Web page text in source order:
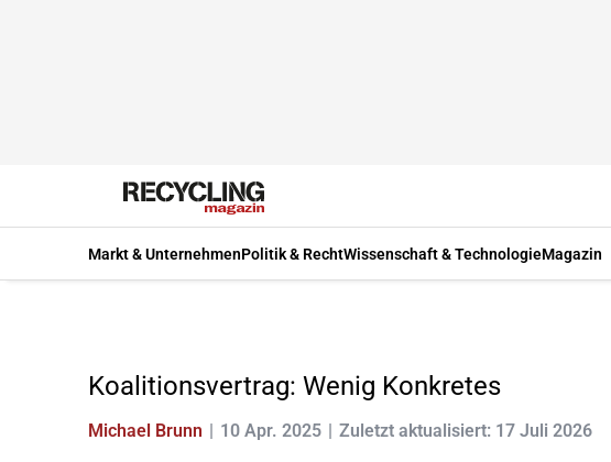
Markt & UnternehmenPolitik & RechtWissenschaft & TechnologieMagazin
Koalitionsvertrag: Wenig Konkretes
Michael Brunn 10 Apr. 2025 Zuletzt aktualisiert: 17 Juli 2026